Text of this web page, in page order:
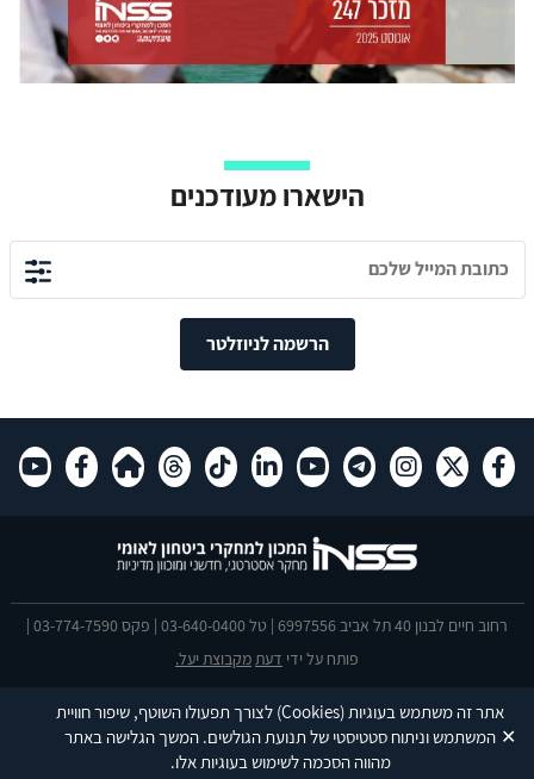
אתר זה משתמש בעוגיות(Cookies) לצורך תפעולו השוטף, שיפור חוויית
המשתמש וניתוח סטטיסטי של תנועת הגולשים. המשך הגלישה באתר
מהווה הסכמה לשימוש בעוגיות אלו.
✕
הישארו מעודכנים
הרשמה לניוזלטר
רחוב חיים לבנון 40 תל אביב 6997556 | טל 03-640-0400 | פקס 03-774-7590 |
פותח על ידי דעתמקבוצת יעל.
This site is protected by reCAPTCHA and the Google Privacy Policyand
Terms of Service apply.